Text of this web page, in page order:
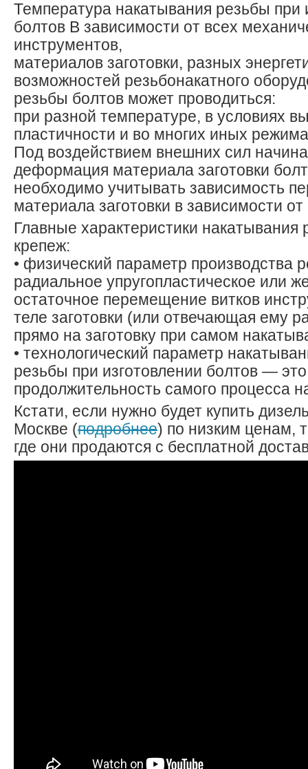
Температура накатывания резьбы при
болтов В зависимости от всех
инструментов,
материалов заготовки, разных
возможностей резьбонакатного
резьбы болтов может проводиться:
при разной температуре, в условиях
пластичности и во многих иных
Под воздействием внешних сил
деформация материала заготовки
необходимо учитывать зависимость
материала заготовки в зависимости
Главные характеристики
крепеж:
• физический параметр производства
радиальное упругопластическое или
остаточное перемещение витков
теле заготовки (или отвечающая ему
прямо на заготовку при самом
• технологический параметр
резьбы при изготовлении болтов — это
продолжительность самого процесса
Кстати, если нужно будет купить
Москве (подробнее) по низким ценам,
где они продаются с бесплатной